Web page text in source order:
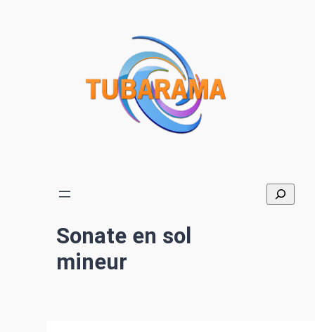
Sonate en sol
mineur